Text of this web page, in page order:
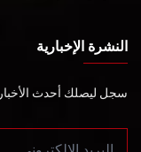
النشرة الإخبارية
سجل ليصلك أحدث الأخبار